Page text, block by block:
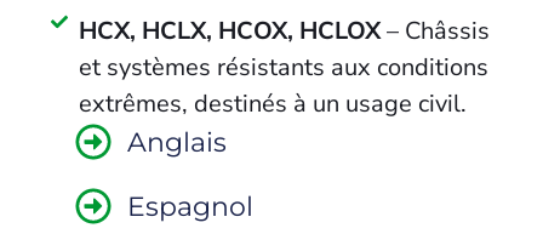
HCX, HCLX, HCOX, HCLOX– Châssis
et systèmes résistants aux conditions
extrêmes, destinés à un usage civil.
Anglais
Espagnol